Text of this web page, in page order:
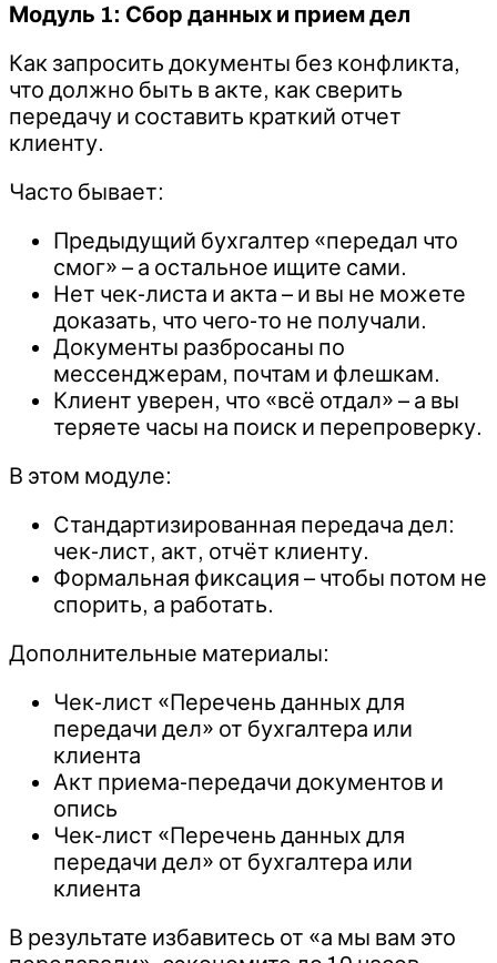
Модуль 1: Сбор данных и прием дел
Как запросить документы без конфликта,
что должно быть в акте, как сверить
передачу и составить краткий отчет
клиенту.
Часто бывает:
Предыдущий бухгалтер «передал что
смог» – а остальное ищите сами.
Нет чек-листа и акта – и вы не можете
доказать, что чего-то не получали.
Документы разбросаны по
мессенджерам, почтам и флешкам.
Клиент уверен, что «всё отдал» – а вы
теряете часы на поиск и перепроверку.
В этом модуле:
Стандартизированная передача дел:
чек-лист, акт, отчёт клиенту.
Формальная фиксация – чтобы потом не
спорить, а работать.
Дополнительные материалы:
Чек-лист «Перечень данных для
передачи дел» от бухгалтера или
клиента
Акт приема-передачи документов и
опись
Чек-лист «Перечень данных для
передачи дел» от бухгалтера или
клиента
В результате избавитесь от «а мы вам это